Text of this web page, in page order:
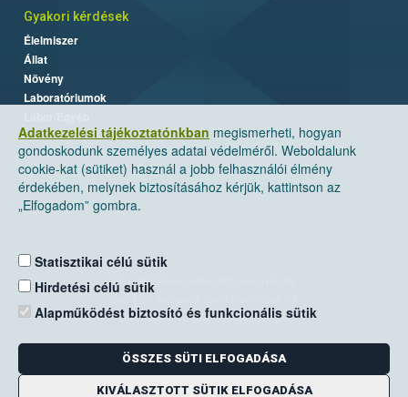
Adatkezelési tájékoztatónkban megismerheti, hogyan
gondoskodunk személyes adatai védelméről. Weboldalunk
cookie-kat (sütiket) használ a jobb felhasználói élmény
érdekében, melynek biztosításához kérjük, kattintson az
„Elfogadom” gombra.
Statisztikai célú sütik
Hirdetési célú sütik
Alapműködést biztosító és funkcionális sütik
ÖSSZES SÜTI ELFOGADÁSA
KIVÁLASZTOTT SÜTIK ELFOGADÁSA
Gyakori kérdések
Élelmiszer
Állat
Növény
Laboratóriumok
Nemzeti Élelmiszerlánc-biztonsági Hivatal
Levelezési cím: 1525 Budapest. Pf. 30.
E-mail:ugyfelszolgalat@nebih.gov.hu
Zöld szám: 06-80/263-244